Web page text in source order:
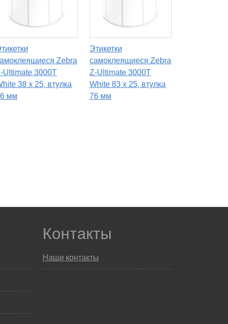
Zebra
Ultimate 3000T
38 x 25, втулка
мм
Этикетки
самоклеящиеся Zebra
Z-Ultimate 3000T
White 83 x 25, втулка
76 мм
Контакты
Наши контакты